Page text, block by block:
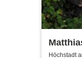
Höchstadt